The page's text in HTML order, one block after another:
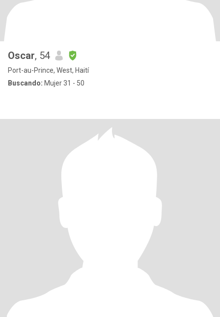
Oscar, 54
Port-au-Prince, West, Haití
Buscando: Mujer 31 - 50